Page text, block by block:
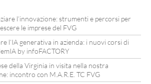
l’innovazione: strumenti e percorsi per
le imprese del FVG
l’IA generativa in azienda: i nuovi corsi di
by infoFACTORY
della Virginia in visita nella nostra
incontro con M.A.R.E. TC FVG